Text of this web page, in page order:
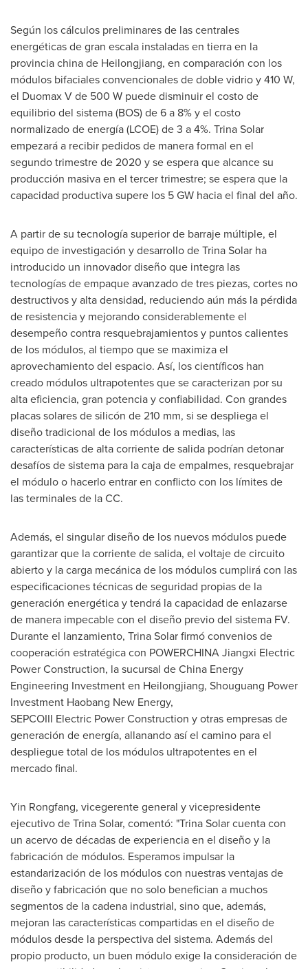
Según los cálculos preliminares de las centrales
energéticas de gran escala instaladas en tierra en la
provincia china de Heilongjiang, en comparación con los
módulos bifaciales convencionales de doble vidrio y 410 W,
el Duomax V de 500 W puede disminuir el costo de
equilibrio del sistema (BOS) de 6 a 8% y el costo
normalizado de energía (LCOE) de 3 a 4%. Trina Solar
empezará a recibir pedidos de manera formal en el
segundo trimestre de 2020 y se espera que alcance su
producción masiva en el tercer trimestre; se espera que la
capacidad productiva supere los 5 GW hacia el final del año.
A partir de su tecnología superior de barraje múltiple, el
equipo de investigación y desarrollo deTrina Solar ha
introducido un innovador diseño que integra las
tecnologías de empaque avanzado de tres piezas, cortes no
destructivos y alta densidad, reduciendo aún más la pérdida
de resistencia y mejorando considerablemente el
desempeño contra resquebrajamientos y puntos calientes
de los módulos, al tiempo que se maximiza el
aprovechamiento del espacio. Así, los científicos han
creado módulos ultrapotentes que se caracterizan por su
alta eficiencia, gran potencia y confiabilidad. Con grandes
placas solares de silicón de 210 mm, si se despliega el
diseño tradicional de los módulos a medias, las
características de alta corriente de salida podrían detonar
desafíos de sistema para la caja de empalmes, resquebrajar
el módulo o hacerlo entrar en conflicto con los límites de
las terminales de la CC.
Además, el singular diseño de los nuevos módulos puede
garantizar que la corriente de salida, el voltaje de circuito
abierto y la carga mecánica de los módulos cumplirá con las
especificaciones técnicas de seguridad propias de la
generación energética y tendrá la capacidad de enlazarse
de manera impecable con el diseño previo del sistema FV.
Durante el lanzamiento, Trina Solarfirmó convenios de
cooperación estratégica con POWERCHINA Jiangxi Electric
Power Construction, la sucursal de China Energy
Engineering Investment en Heilongjiang, Shouguang Power
Investment Haobang New Energy,
SEPCOIII Electric Power Construction y otras empresas de
generación de energía, allanando así el camino para el
despliegue total de los módulos ultrapotentes en el
mercado final.
Yin Rongfang, vicegerente general y vicepresidente
ejecutivo deTrina Solar, comentó: "Trina Solarcuenta con
un acervo de décadas de experiencia en el diseño y la
fabricación de módulos. Esperamos impulsar la
estandarización de los módulos con nuestras ventajas de
diseño y fabricación que no solo benefician a muchos
segmentos de la cadena industrial, sino que, además,
mejoran las características compartidas en el diseño de
módulos desde la perspectiva del sistema. Además del
propio producto, un buen módulo exige la consideración de